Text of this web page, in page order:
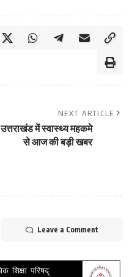
NEXT ARTICLE
उत्तराखंड में स्वास्थ्य महकमे
से आज की बड़ी खबर
Leave a Comment